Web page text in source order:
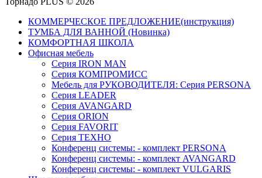
КОММЕРЧЕСКОЕ ПРЕДЛОЖЕНИЕ(инструкция)
ТУМБА ДЛЯ ВАННОЙ (Новинка)
КОМФОРТНАЯ ШКОЛА
Офисная мебель
Серия IRON MAN
Серия КОМПРОМИСС
Мебель для РУКОВОДИТЕЛЯ: Серия PERSONA
Серия LEADER
Серия AVANGARD
Серия ORION
Серия FAVORIT
Серия ТЕХНО
Конференц системы: - комплект PERSONA
Конференц системы: - комплект AVANGARD
Конференц системы: - комплект VULGARIS